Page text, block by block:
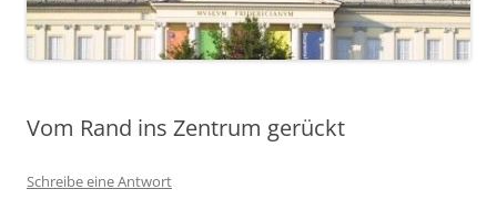
Vom Rand ins Zentrum gerückt
Schreibe eine Antwort